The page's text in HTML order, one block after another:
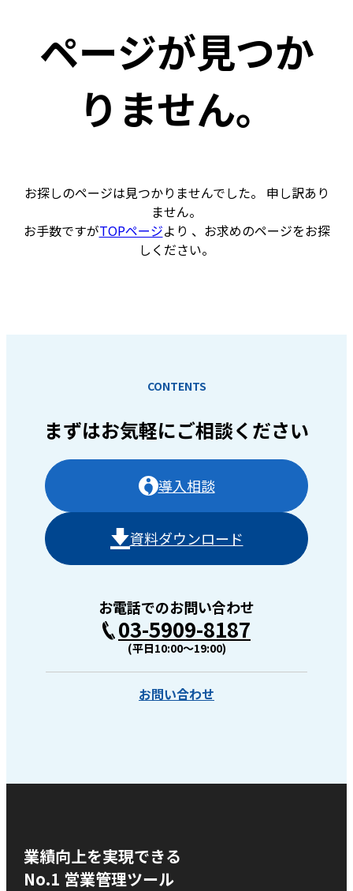
ページが見つか
りません。
お探しのページは見つかりませんでした。 申し訳あり
ません。
お手数ですがTOPページより 、お求めのページをお探
しください。
CONTENTS
まずはお気軽にご相談ください
導入相談
資料ダウンロード
お電話でのお問い合わせ
03-5909-8187
(平日10:00〜19:00)
お問い合わせ
業績向上を実現できる
No.1 営業管理ツール